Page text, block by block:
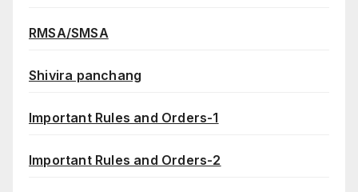
RMSA/SMSA
Shivira panchang
Important Rules and Orders-1
Important Rules and Orders-2